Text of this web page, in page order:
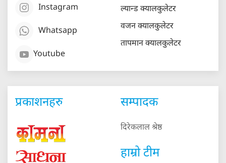
Instagram
Whatsapp
Youtube
ल्यान्ड क्यालकुलेटर
वजन क्यालकुलेटर
तापमान क्यालकुलेटर
प्रकाशनहरु सम्पादक
दिरेकलाल श्रेष्ठ
हाम्रो टीम